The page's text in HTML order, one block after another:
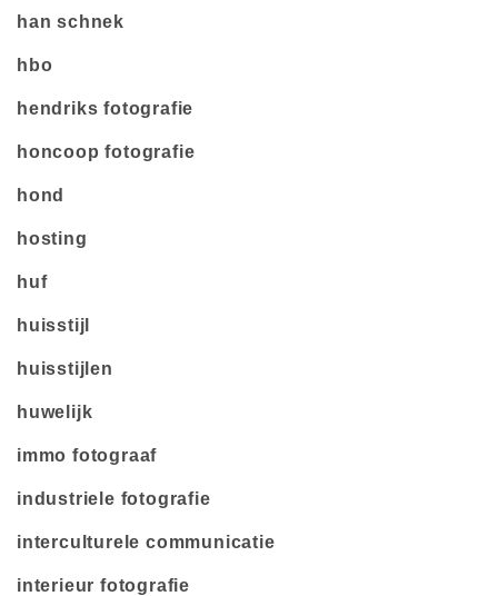
han schnek
hbo
hendriks fotografie
honcoop fotografie
hond
hosting
huf
huisstijl
huisstijlen
huwelijk
immo fotograaf
industriele fotografie
interculturele communicatie
interieur fotografie